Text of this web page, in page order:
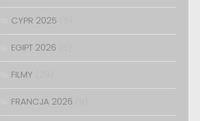
CYPR 2025
EGIPT 2026
FILMY
FRANCJA 2026